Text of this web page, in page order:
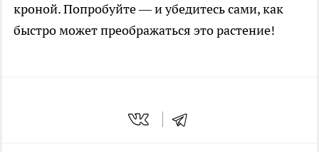
кроной. Попробуйте — и убедитесь сами, как
быстро может преображаться это растение!